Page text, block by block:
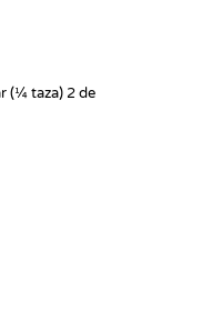
(¼ taza) 2 de